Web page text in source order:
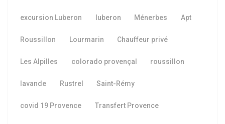
excursion Luberon luberon Ménerbes Apt
Roussillon Lourmarin Chauffeur privé
Les Alpilles colorado provençal roussillon
lavande Rustrel Saint-Rémy
covid 19 Provence Transfert Provence